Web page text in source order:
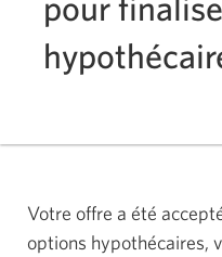
Votre offre a été
options hypothécaires,